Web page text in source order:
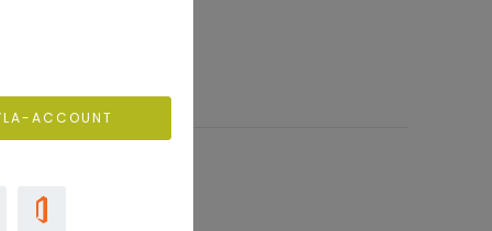
ACCOUNT